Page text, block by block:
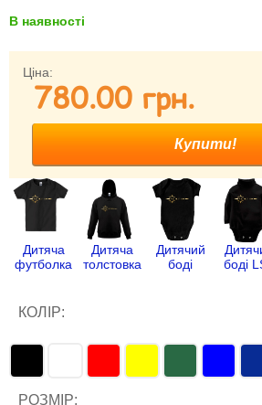
Забули свій пароль?
Забули своє Ім’я Користувача?
Зареєструватися
В наявності
Ціна:
780.00 гpн.
Дитяча
футболка
Дитяча
толстовка
Дитячий
боді
боді
КОЛІР:
РОЗМІР: